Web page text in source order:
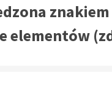
elementów